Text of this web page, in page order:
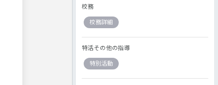
校務
校務詳細
特活その他の指導
特別活動